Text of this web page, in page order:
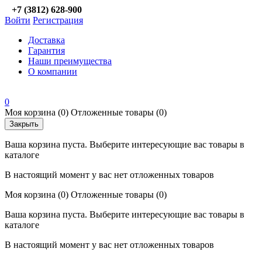
+7 (3812) 628-900
Войти Регистрация
Доставка
Гарантия
Наши преимущества
О компании
0
Моя корзина (0) Отложенные товары (0)
Закрыть
Ваша корзина пуста. Выберите интересующие вас товары в
каталоге
В настоящий момент у вас нет отложенных товаров
Моя корзина (0) Отложенные товары (0)
Ваша корзина пуста. Выберите интересующие вас товары в
каталоге
В настоящий момент у вас нет отложенных товаров